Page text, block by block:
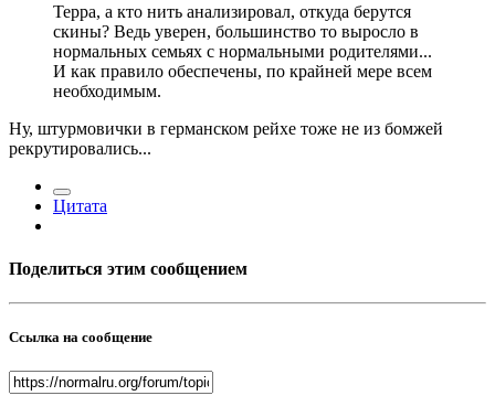
Терра, а кто нить анализировал, откуда берутся
скины? Ведь уверен, большинство то выросло в
нормальных семьях с нормальными родителями...
И как правило обеспечены, по крайней мере всем
необходимым.
Ну, штурмовички в германском рейхе тоже не из бомжей
рекрутировались...
Цитата
Поделиться этим сообщением
Ссылка на сообщение